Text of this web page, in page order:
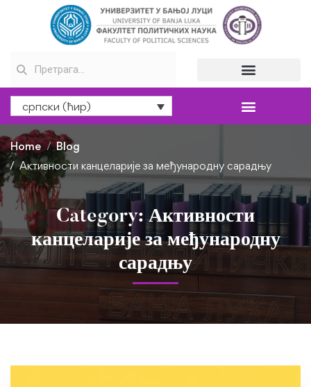
српски (ћир)
Home
Blog
Активности канцеларије за међународну сарадњу
Category: Активности
канцеларије за међународну
сарадњу